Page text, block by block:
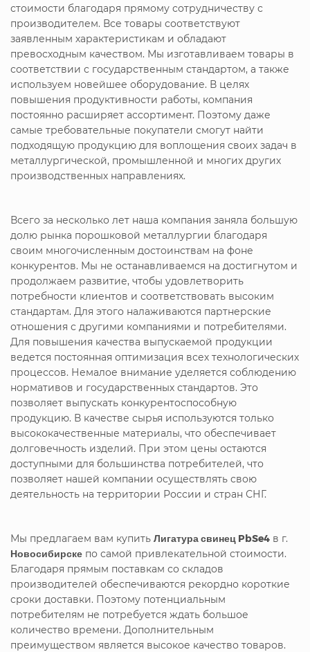
стоимости благодаря прямому сотрудничеству с
производителем. Все товары соответствуют
заявленным характеристикам и обладают
превосходным качеством. Мы изготавливаем товары в
соответствии с государственным стандартом, а также
используем новейшее оборудование. В целях
повышения продуктивности работы, компания
постоянно расширяет ассортимент. Поэтому даже
самые требовательные покупатели смогут найти
подходящую продукцию для воплощения своих задач в
металлургической, промышленной и многих других
производственных направлениях.
Всего за несколько лет наша компания заняла большую
долю рынка порошковой металлургии благодаря
своим многочисленным достоинствам на фоне
конкурентов. Мы не останавливаемся на достигнутом и
продолжаем развитие, чтобы удовлетворить
потребности клиентов и соответствовать высоким
стандартам. Для этого налаживаются партнерские
отношения с другими компаниями и потребителями.
Для повышения качества выпускаемой продукции
ведется постоянная оптимизация всех технологических
процессов. Немалое внимание уделяется соблюдению
нормативов и государственных стандартов. Это
позволяет выпускать конкурентоспособную
продукцию. В качестве сырья используются только
высококачественные материалы, что обеспечивает
долговечность изделий. При этом цены остаются
доступными для большинства потребителей, что
позволяет нашей компании осуществлять свою
деятельность на территории России и стран СНГ.
Мы предлагаем вам купить Лигатура свинец PbSe4 в г.
Новосибирске по самой привлекательной стоимости.
Благодаря прямым поставкам со складов
производителей обеспечиваются рекордно короткие
сроки доставки. Поэтому потенциальным
потребителям не потребуется ждать большое
количество времени. Дополнительным
преимуществом является высокое качество товаров.